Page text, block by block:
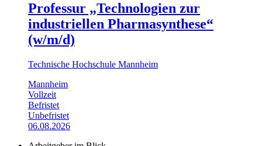
Professur „Technologien zur
industriellen Pharmasynthese“
(w/m/d)
Technische Hochschule Mannheim
Mannheim
Vollzeit
Befristet
Unbefristet
06.08.2026